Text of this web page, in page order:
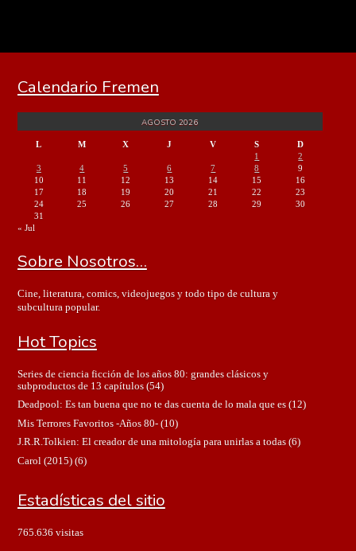
Calendario Fremen
AGOSTO 2026
L M X J V S
D
1
2
3
4 5 6 7 8
9
10
11 12 13 14 15
16
17
18 19 20 21 22
23
24
25 26 27 28 29
30
31
« Jul
Sobre Nosotros…
Cine, literatura, comics, videojuegos y todo tipo de cultura y
subcultura popular.
Hot Topics
Series de ciencia ficción de los años 80: grandes clásicos y
subproductos de 13 capítulos(54)
Deadpool: Es tan buena que no te das cuenta de lo mala que es(12)
Mis Terrores Favoritos -Años 80-(10)
J.R.R.Tolkien: El creador de una mitología para unirlas a todas(6)
Carol (2015)(6)
Estadísticas del sitio
765.636 visitas